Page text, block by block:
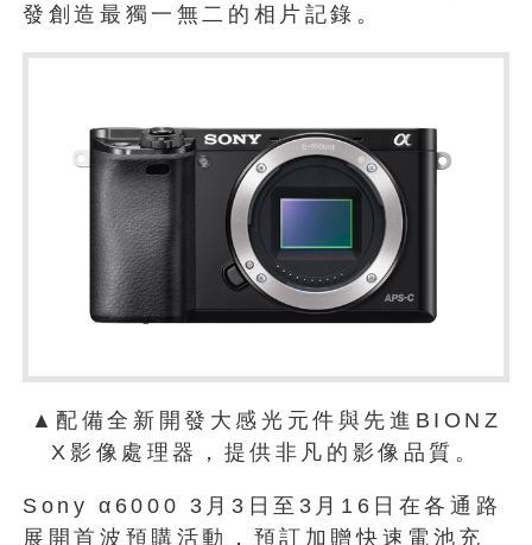
發創造最獨一無二的相片記錄。
▲配備全新開發大感光元件與先進BIONZ
X影像處理器，提供非凡的影像品質。
Sony α6000 3月3日至3月16日在各通路
展開首波預購活動，預訂加贈快速電池充